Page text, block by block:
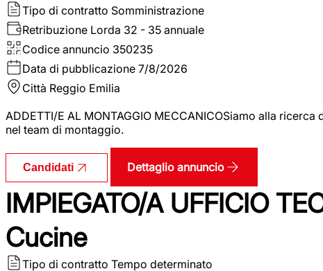
Tipo di contratto Somministrazione
Retribuzione Lorda 32 - 35 annuale
Codice annuncio 350235
Data di pubblicazione 7/8/2026
Città Reggio Emilia
ADDETTI/E AL MONTAGGIO MECCANICOSiamo alla
nel team di montaggio.
Candidati Dettaglio annuncio
IMPIEGATO/A UFFICIO
Cucine
Tipo di contratto Tempo determinato